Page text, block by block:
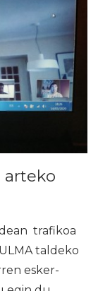
arteko
trafikoa
taldeko
esker-